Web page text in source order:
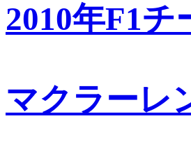
2010年F1チ
マクラーレ